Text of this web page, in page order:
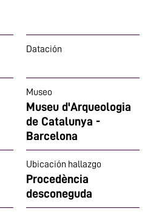
Datación
Museo
Museu d'Arqueologia
de Catalunya -
Barcelona
Ubicación hallazgo
Procedència
desconeguda